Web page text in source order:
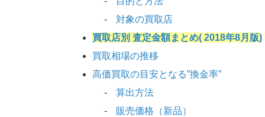
対象の買取店
買取店別 査定金額まとめ( 2018年8月版)
買取相場の推移
高価買取の目安となる”換金率”
算出方法
販売価格（新品）